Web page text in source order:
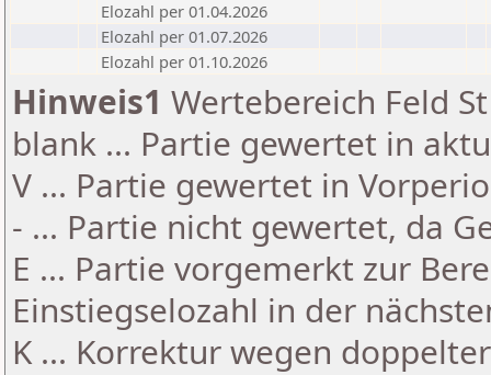
Elozahl per 01.04.2026
Elozahl per 01.07.2026
Elozahl per 01.10.2026
Hinweis1 Wertebereich Feld
blank ... Partie gewertet in
V ... Partie gewertet in
- ... Partie nicht gewertet, da
E ... Partie vorgemerkt zur
Einstiegselozahl in der
K ... Korrektur wegen